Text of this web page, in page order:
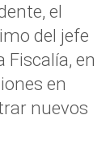
el
del jefe
Fiscalía, en
en
nuevos